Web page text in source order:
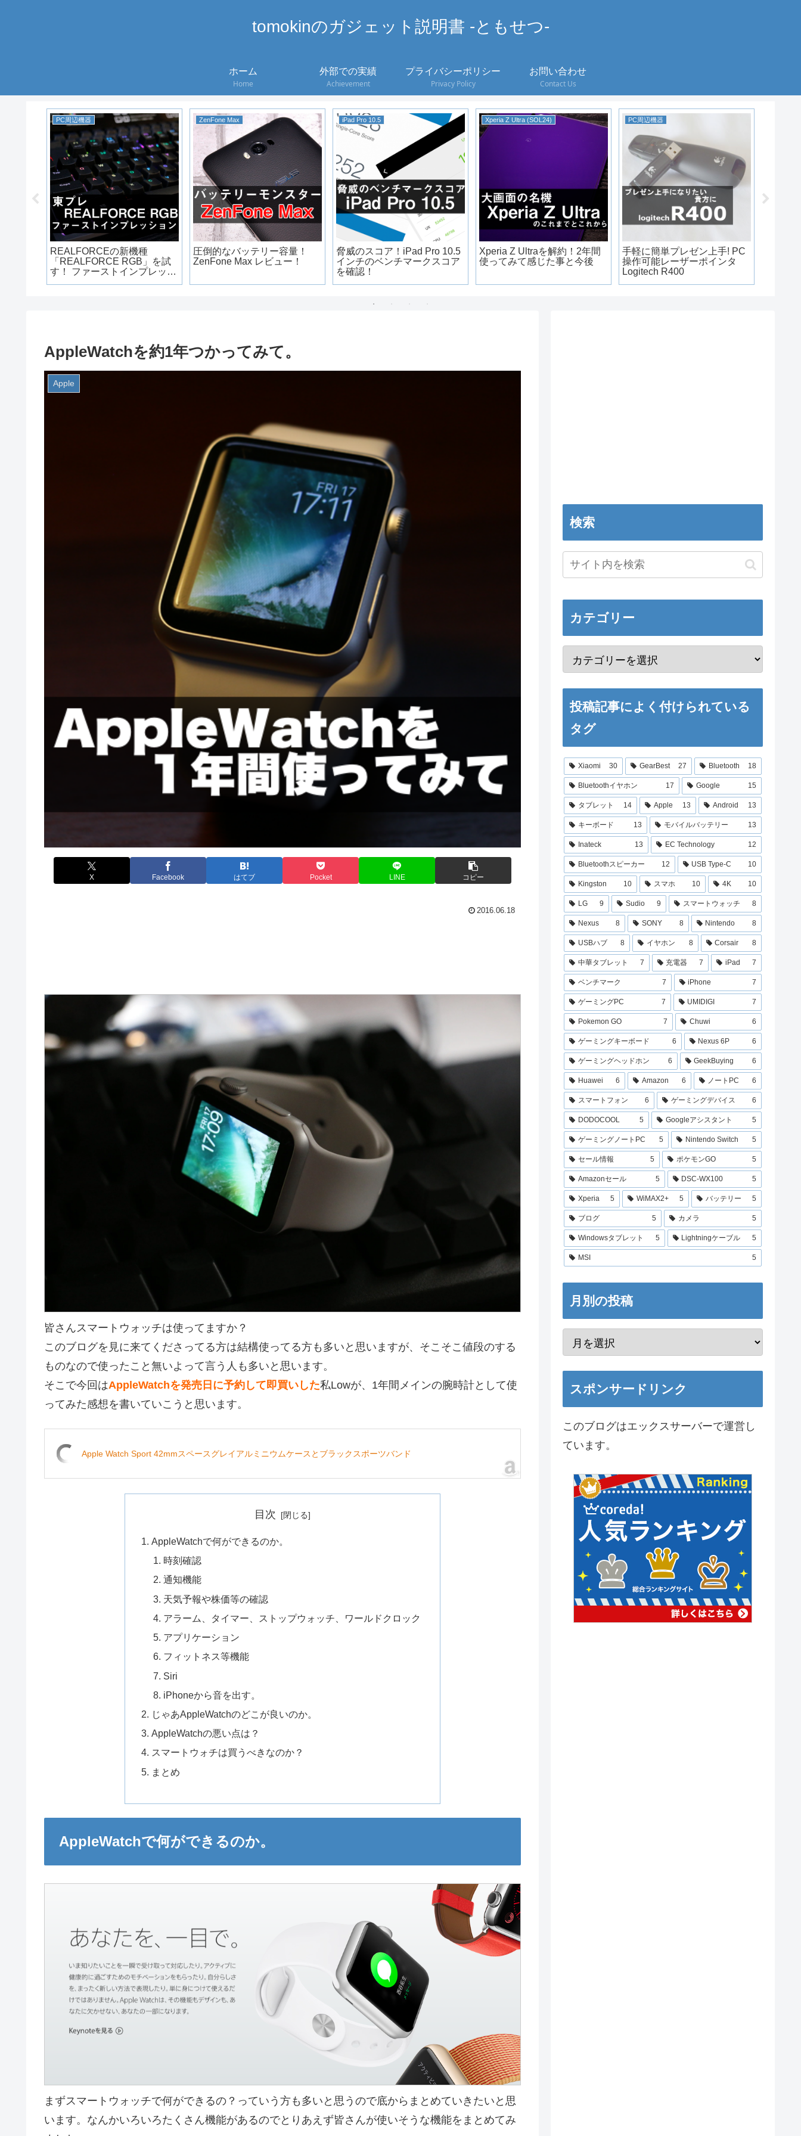
tomokinのガジェット説明書 -ともせつ-
ホーム
Home
外部での実績
Achievement
プライバシーポリシー
Privacy Policy
お問い合わせ
Contact Us
PC周辺機器
REALFORCEの新機種
「REALFORCE RGB」を試
す！ ファーストインプレッシ
ZenFone Max
圧倒的なバッテリー容量！
ZenFone Max レビュー！
iPad Pro 10.5
脅威のスコア！iPad Pro 10.5
インチのベンチマークスコア
を確認！
Xperia Z Ultra (SOL24)
Xperia Z Ultraを解約！2年間
使ってみて感じた事と今後
PC周辺機器
手軽に簡単プレゼン上手! PC
操作可能レーザーポインタ
Logitech R400
AppleWatchを約1年つかってみて。
Apple
X Facebook はてブ Pocket LINE コピー
2016.06.18
皆さんスマートウォッチは使ってますか？
このブログを見に来てくださってる方は結構使ってる方も多いと思いますが、そこそこ値段のする
ものなので使ったこと無いよって言う人も多いと思います。
そこで今回はAppleWatchを発売日に予約して即買いした私Lowが、1年間メインの腕時計として使
ってみた感想を書いていこうと思います。
Apple Watch Sport 42mmスペースグレイアルミニウムケースとブラックスポーツバンド
目次
AppleWatchで何ができるのか。
時刻確認
通知機能
天気予報や株価等の確認
アラーム、タイマー、ストップウォッチ、ワールドクロック
アプリケーション
フィットネス等機能
Siri
iPhoneから音を出す。
じゃあAppleWatchのどこが良いのか。
AppleWatchの悪い点は？
スマートウォチは買うべきなのか？
まとめ
AppleWatchで何ができるのか。
まずスマートウォッチで何ができるの？っていう方も多いと思うので底からまとめていきたいと思
います。なんかいろいろたくさん機能があるのでとりあえず皆さんが使いそうな機能をまとめてみ
検索
カテゴリー
投稿記事によく付けられている
タグ
Xiaomi 30 GearBest 27 Bluetooth 18
Bluetoothイヤホン 17 Google 15
タブレット 14 Apple 13 Android 13
キーボード 13 モバイルバッテリー 13
Inateck 13 EC Technology 12
Bluetoothスピーカー 12 USB Type-C 10
Kingston 10 スマホ 10 4K 10
LG 9 Sudio 9 スマートウォッチ 8
Nexus 8 SONY 8 Nintendo 8
USBハブ 8 イヤホン 8 Corsair 8
中華タブレット 7 充電器 7 iPad 7
ベンチマーク 7 iPhone 7
ゲーミングPC 7 UMIDIGI 7
Pokemon GO 7 Chuwi 6
ゲーミングキーボード 6 Nexus 6P 6
ゲーミングヘッドホン 6 GeekBuying 6
Huawei 6 Amazon 6 ノートPC 6
スマートフォン 6 ゲーミングデバイス 6
DODOCOOL 5 Googleアシスタント 5
ゲーミングノートPC 5 Nintendo Switch 5
セール情報 5 ポケモンGO 5
Amazonセール 5 DSC-WX100 5
Xperia 5 WiMAX2+ 5 バッテリー 5
ブログ 5 カメラ 5
Windowsタブレット 5 Lightningケーブル 5
MSI 5
月別の投稿
スポンサードリンク
このブログはエックスサーバーで運営し
ています。